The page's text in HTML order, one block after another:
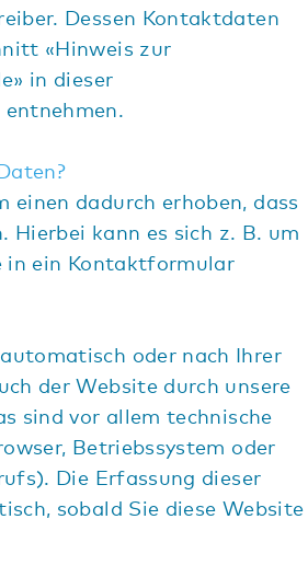
Dessen Kontaktdaten
«Hinweis zur
in dieser
einen dadurch erhoben, dass
Hierbei kann es sich z. B. um
in ein Kontaktformular
oder nach Ihrer
der Website durch unsere
sind vor allem technische
Betriebssystem oder
Die Erfassung dieser
sobald Sie diese Website